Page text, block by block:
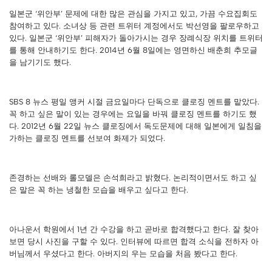
일본군 ‘위안부’ 문제에 대한 많은 관심을 가지고 있고, 가끔 수요집회도
참여하고 있다. 소녀상 등 관련 트위터 계정에서도 박선영을 팔로우하고
있다. 일본군 ‘위안부’ 피해자가 돌아가시는 경우 장례식장 위치를 트위터
를 통해 안내하기도 한다. 2014년 6월 8일에는 영면하신 배춘희 추모글
을 남기기도 했다.
SBS 8 뉴스 평일 앵커 시절 금요일마다 단독으로 클로징 멘트를 맡았다.
꼭 하고 싶은 말이 있는 경우에는 요일을 바꿔 클로징 멘트를 하기도 했
다. 2012년 6월 22일 뉴스 클로징에서 독도문제에 대해 일본에게 일침을
가하는 클로징 멘트를 선보여 화제가 되었다.
존경하는 선배와 롤모델은 손석희라고 밝혔다. 논리적이면서도 하고 싶
은 말은 꼭 하는 냉철한 모습을 배우고 싶다고 한다.
아나운서 학원에서 1년 간 수강을 하고 곧바로 합격했다고 한다. 잘 찾아
보면 당시 사진을 구할 수 있다. 인터뷰에 따르면 합격 소식을 전하자 아
버님께서 우셨다고 한다. 아버지의 우는 모습을 처음 봤다고 한다.